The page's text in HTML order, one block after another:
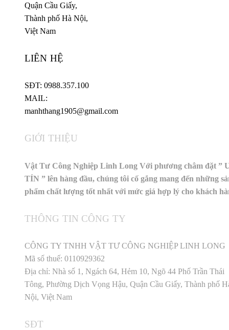
Quận Cầu Giấy,
Thành phố Hà Nội,
Việt Nam
LIÊN HỆ
SĐT: 0988.357.100
MAIL:
manhthang1905@gmail.com
GIỚI THIỆU
Vật Tư Công Nghiệp Linh Long Với phương châm đặt ”
TÍN ” lên hàng đầu, chúng tôi cố gắng mang đến những
phẩm chất lượng tốt nhất với mức giá hợp lý cho khách
THÔNG TIN CÔNG TY
CÔNG TY TNHH VẬT TƯ CÔNG NGHIỆP LINH LONG
Mã số thuế: 0110929362
Địa chỉ: Nhà số 1, Ngách 64, Hẻm 10, Ngõ 44 Phố Trần Thái
Tông, Phường Dịch Vọng Hậu, Quận Cầu Giấy, Thành phố
Nội, Việt Nam
SĐT